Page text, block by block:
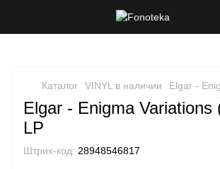
Каталог VINYL в наличии Elgar -
Elgar - Enigma Variations
LP
Штрих-код: 28948546817